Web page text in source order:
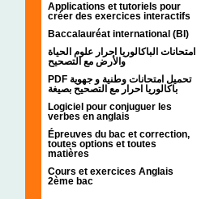
Applications et tutoriels pour
créer des exercices interactifs
Baccalauréat international (BI)
امتحانات الباكالوريا احرار علوم الحياة
والأرض مع التصحيح
PDF تحميل امتحانات وطنية و جهوية
باكالوريا احرار مع التصحيح بصيغة
Logiciel pour conjuguer les
verbes en anglais
Épreuves du bac et correction,
toutes options et toutes
matières
Cours et exercices Anglais
2ème bac